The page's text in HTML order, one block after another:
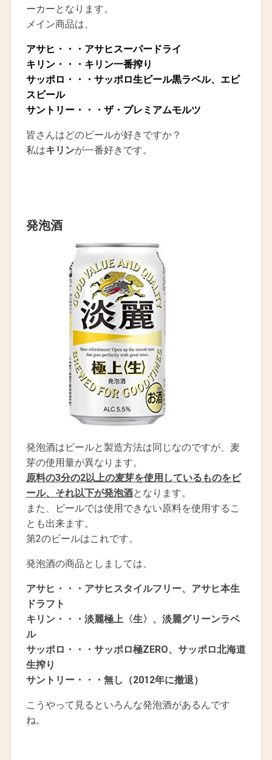
ーカーとなります。
メイン商品は、
アサヒ・・・アサヒスーパードライ
キリン・・・キリン一番搾り
サッポロ・・・サッポロ生ビール黒ラベル、エビ
スビール
サントリー・・・ザ・プレミアムモルツ
皆さんはどのビールが好きですか？
私はキリンが一番好きです。
発泡酒
発泡酒はビールと製造方法は同じなのですが、麦
芽の使用量が異なります。
原料の3分の2以上の麦芽を使用しているものをビ
ール、それ以下が発泡酒となります。
また、ビールでは使用できない原料を使用するこ
とも出来ます。
第2のビールはこれです。
発泡酒の商品としましては、
アサヒ・・・アサヒスタイルフリー、アサヒ本生
ドラフト
キリン・・・淡麗極上〈生〉、淡麗グリーンラベ
ル
サッポロ・・・サッポロ極ZERO、サッポロ北海道
生搾り
サントリー・・・無し（2012年に撤退）
こうやって見るといろんな発泡酒があるんです
ね。